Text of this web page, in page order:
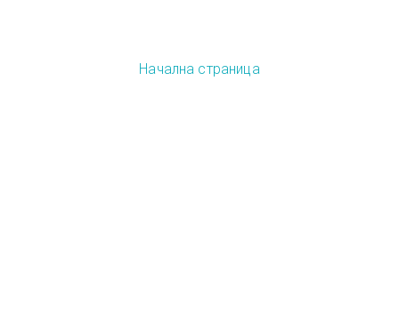
Начална страница